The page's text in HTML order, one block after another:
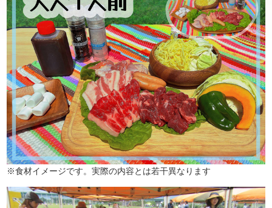
※食材イメージです。実際の内容とは若干異なります